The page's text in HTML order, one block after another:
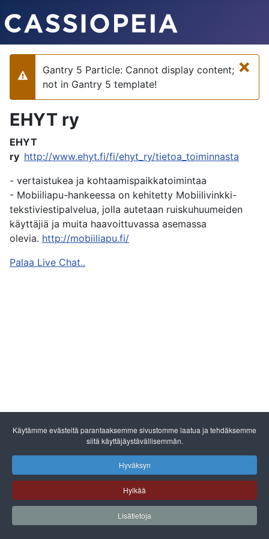
×
Varoitus
Gantry 5 Particle: Cannot display content;
not in Gantry 5 template!
EHYT ry
EHYT
ry http://www.ehyt.fi/fi/ehyt_ry/tietoa_toiminnasta
- vertaistukea ja kohtaamispaikkatoimintaa
- Mobiiliapu-hankeessa on kehitetty Mobiilivinkki-
tekstiviestipalvelua, jolla autetaan ruiskuhuumeiden
käyttäjiä ja muita haavoittuvassa asemassa
olevia. http://mobiiliapu.fi/
Palaa Live Chat..
Käytämme evästeitä parantaaksemme sivustomme laatua ja tehdäksemme
siitä käyttäjäystävällisemmän.
Hyväksyn
Hylkää
Lisätietoja